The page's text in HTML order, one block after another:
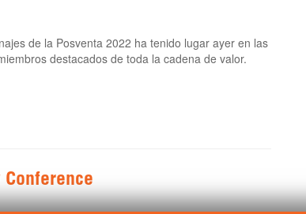
de la Posventa 2022 ha tenido lugar ayer en las
destacados de toda la cadena de valor.